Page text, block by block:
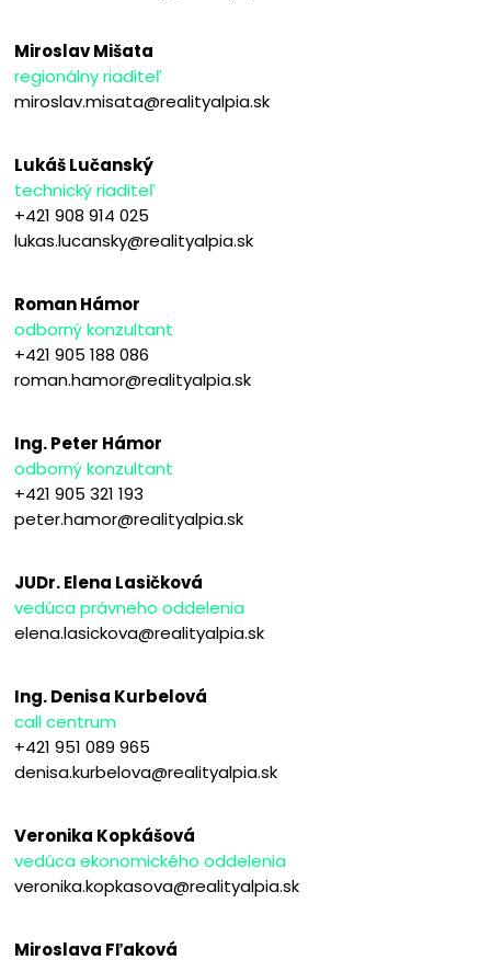
Miroslav Mišata
regionálny riaditeľ
miroslav.misata@realityalpia.sk
Lukáš Lučanský
technický riaditeľ
+421 908 914 025
lukas.lucansky@realityalpia.sk
Roman Hámor
odborný konzultant
+421 905 188 086
roman.hamor@realityalpia.sk
Ing. Peter Hámor
odborný konzultant
+421 905 321 193
peter.hamor@realityalpia.sk
JUDr. Elena Lasičková
vedúca právneho oddelenia
elena.lasickova@realityalpia.sk
Ing. Denisa Kurbelová
call centrum
+421 951 089 965
denisa.kurbelova@realityalpia.sk
Veronika Kopkášová
vedúca ekonomického oddelenia
veronika.kopkasova@realityalpia.sk
Miroslava Fľaková